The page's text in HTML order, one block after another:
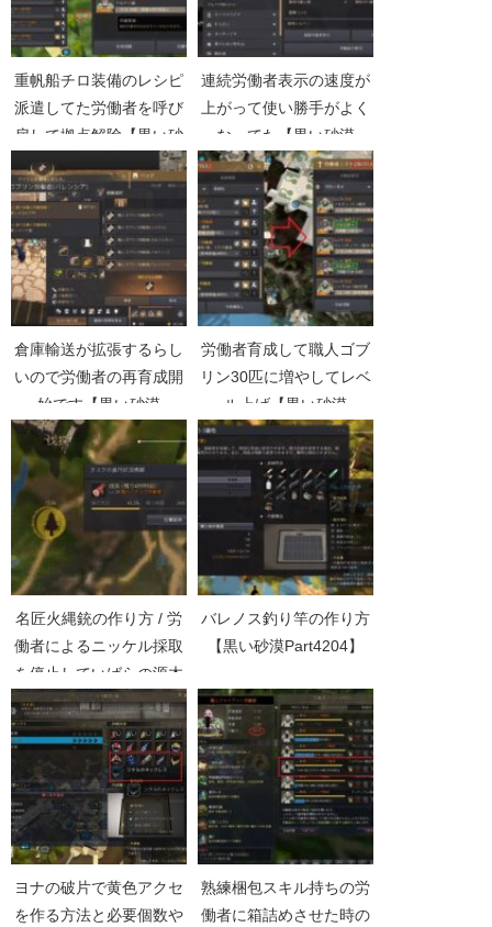
重帆船チロ装備のレシピ
派遣してた労働者を呼び
戻して拠点解除【黒い砂
漠Part3208】
連続労働者表示の速度が
上がって使い勝手がよく
なってた【黒い砂漠
Part5105】
倉庫輸送が拡張するらし
いので労働者の再育成開
始です【黒い砂漠
Part5104】
労働者育成して職人ゴブ
リン30匹に増やしてレベ
ル上げ【黒い砂漠
Part5110】
名匠火縄銃の作り方 / 労
働者によるニッケル採取
を停止していばらの源木
集め開始【黒い砂漠
Part3326】
バレノス釣り竿の作り方
【黒い砂漠Part4204】
ヨナの破片で黄色アクセ
を作る方法と必要個数や
熟練梱包スキル持ちの労
働者に箱詰めさせた時の